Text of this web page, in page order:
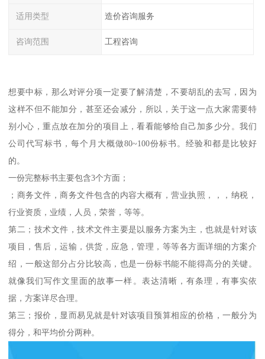
适用类型 造价咨询服务
咨询范围 工程咨询
想要中标，那么对评分项一定要了解清楚，不要胡乱的去写，因为
这样不但不能加分，甚至还会减分，所以，关于这一点大家需要特
别小心，重点放在加分的项目上，看看能够给自己加多少分。我们
公司代写标书，每个月大概做80~100份标书。经验和都是比较好
的。
一份完整标书主要包含3个方面；
；商务文件，商务文件包含的内容大概有，营业执照，，，纳税，
行业资质，业绩，人员，荣誉，等等。
第二；技术文件，技术文件主要是以服务方案为主，也就是针对该
项目，售后，运输，供货，应急，管理，等等各方面详细的方案介
绍，一般这部分占分比较高，也是一份标书能不能得高分的关键。
就像我们写作文里面的故事一样。表达清晰，有条理，有事实依
据，方案详尽合理。
第三；报价，显而易见就是针对该项目预算相应的价格，一般分为
得分，和平均价分两种。